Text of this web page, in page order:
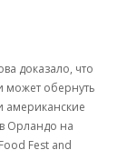
доказало, что
может обернуть
американские
Орландо на
Fest and